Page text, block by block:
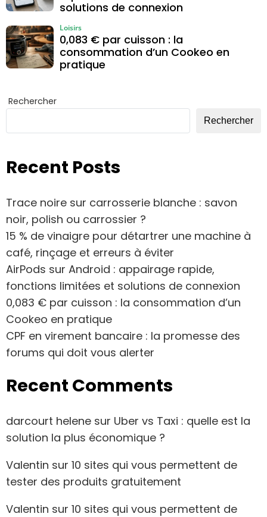
solutions de connexion
0,083 € par cuisson : la
consommation d’un Cookeo en
pratique
Loisirs
Rechercher
Rechercher
Recent Posts
Trace noire sur carrosserie blanche : savon
noir, polish ou carrossier ?
15 % de vinaigre pour détartrer une machine à
café, rinçage et erreurs à éviter
AirPods sur Android : appairage rapide,
fonctions limitées et solutions de connexion
0,083 € par cuisson : la consommation d’un
Cookeo en pratique
CPF en virement bancaire : la promesse des
forums qui doit vous alerter
Recent Comments
darcourt helene sur Uber vs Taxi : quelle est la
solution la plus économique ?
Valentin sur 10 sites qui vous permettent de
tester des produits gratuitement
Valentin sur 10 sites qui vous permettent de